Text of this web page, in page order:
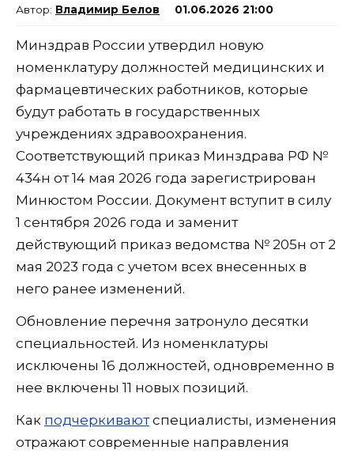
Владимир Белов 01.06.2026 21:00
Минздрав России утвердил новую
номенклатуру должностей медицинских и
фармацевтических работников, которые
будут работать в государственных
учреждениях здравоохранения.
Соответствующий приказ Минздрава РФ №
434н от 14 мая 2026 года зарегистрирован
Минюстом России. Документ вступит в силу
1 сентября 2026 года и заменит
действующий приказ ведомства № 205н от 2
мая 2023 года с учетом всех внесенных в
него ранее изменений.
Обновление перечня затронуло десятки
специальностей. Из номенклатуры
исключены 16 должностей, одновременно в
нее включены 11 новых позиций.
Как подчеркиваютспециалисты, изменения
отражают современные направления